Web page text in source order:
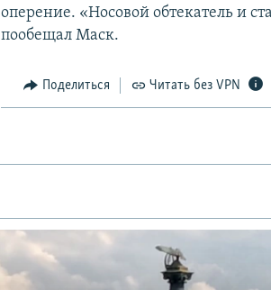
оперение. «Носовой обтекатель и
пообещал Маск.
Поделиться Читать без VPN